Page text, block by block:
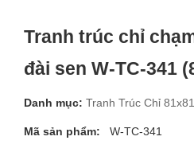
Tranh trúc chỉ
đài sen W-TC-341
Danh mục: Tranh Trúc Chỉ 81x81
Mã sản phẩm: W-TC-341